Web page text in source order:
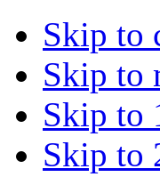
Skip to
Skip to
Skip to
Skip to